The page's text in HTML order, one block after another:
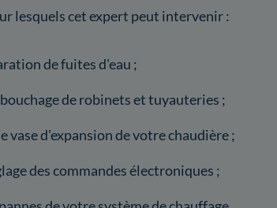
lesquels cet expert peut intervenir :
de fuites d'eau ;
de robinets et tuyauteries ;
vase d'expansion de votre chaudière ;
des commandes électroniques ;